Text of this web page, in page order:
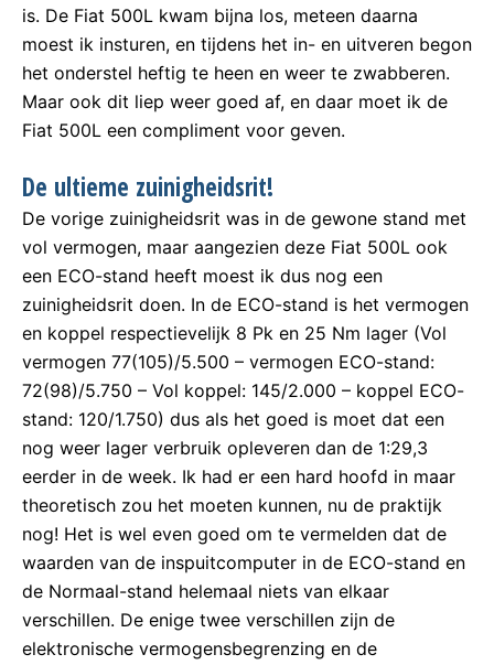
is. De Fiat 500L kwam bijna los, meteen daarna
moest ik insturen, en tijdens het in- en uitveren begon
het onderstel heftig te heen en weer te zwabberen.
Maar ook dit liep weer goed af, en daar moet ik de
Fiat 500L een compliment voor geven.
De ultieme zuinigheidsrit!
De vorige zuinigheidsrit was in de gewone stand met
vol vermogen, maar aangezien deze Fiat 500L ook
een ECO-stand heeft moest ik dus nog een
zuinigheidsrit doen. In de ECO-stand is het vermogen
en koppel respectievelijk 8 Pk en 25 Nm lager (Vol
vermogen 77(105)/5.500 – vermogen ECO-stand:
72(98)/5.750 – Vol koppel: 145/2.000 – koppel ECO-
stand: 120/1.750) dus als het goed is moet dat een
nog weer lager verbruik opleveren dan de 1:29,3
eerder in de week. Ik had er een hard hoofd in maar
theoretisch zou het moeten kunnen, nu de praktijk
nog! Het is wel even goed om te vermelden dat de
waarden van de inspuitcomputer in de ECO-stand en
de Normaal-stand helemaal niets van elkaar
verschillen. De enige twee verschillen zijn de
elektronische vermogensbegrenzing en de